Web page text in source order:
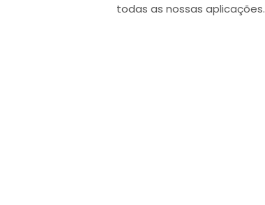
todas as nossas aplicações.